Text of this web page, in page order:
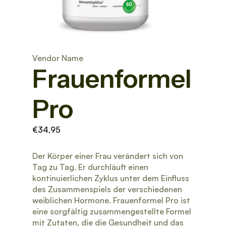
Vendor Name
Frauenformel
Pro
€34,95
Der Körper einer Frau verändert sich von
Tag zu Tag. Er durchläuft einen
kontinuierlichen Zyklus unter dem Einfluss
des Zusammenspiels der verschiedenen
weiblichen Hormone. Frauenformel Pro ist
eine sorgfältig zusammengestellte Formel
mit Zutaten, die die Gesundheit und das